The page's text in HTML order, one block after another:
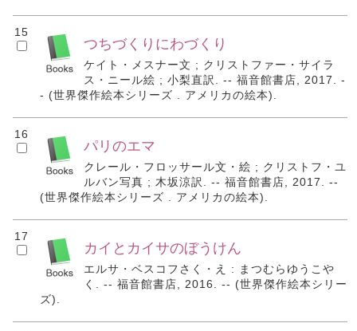
15
つちづくりにわづくり
ケイト・メスナー文 ; クリストファー・サイラ
ス・ニール絵 ; 小梨直訳. -- 福音館書店, 2017. -
- (世界傑作絵本シリーズ . アメリカの絵本).
16
パリのエマ
クレール・フロッサール文・絵 ; クリストフ・ユ
ルバン写真 ; 木坂涼訳. -- 福音館書店, 2017. --
(世界傑作絵本シリーズ . アメリカの絵本).
17
カイとカイサのぼうけん
エルサ・ベスコフさく・え : まつむらゆうこや
く. -- 福音館書店, 2016. -- (世界傑作絵本シリー
ズ).